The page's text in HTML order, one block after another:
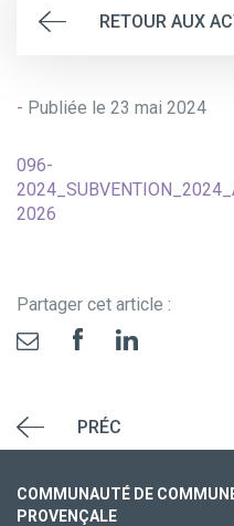
RETOUR AUX
- Publiée le 23 mai 2024
096-
2026
Partager cet article :
PRÉC
COMMUNAUTÉ DE
PROVENÇALE